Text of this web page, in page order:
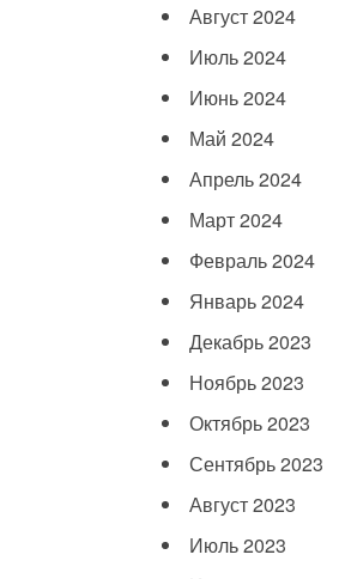
Август 2024
Июль 2024
Июнь 2024
Май 2024
Апрель 2024
Март 2024
Февраль 2024
Январь 2024
Декабрь 2023
Ноябрь 2023
Октябрь 2023
Сентябрь 2023
Август 2023
Июль 2023